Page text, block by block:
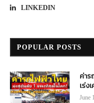
LINKEDIN
POPULAR POSTS
ค่าร
เร่ง
June